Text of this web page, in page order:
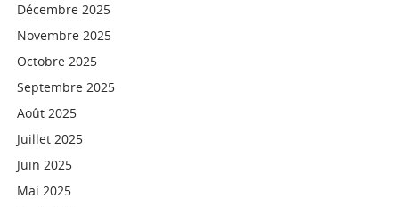
Décembre 2025
Novembre 2025
Octobre 2025
Septembre 2025
Août 2025
Juillet 2025
Juin 2025
Mai 2025